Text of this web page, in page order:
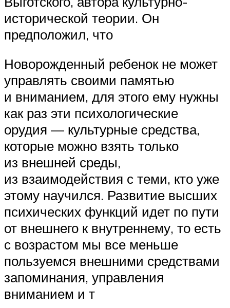
исторической теории. Он
предположил, что
Новорожденный ребенок не может
управлять своими памятью
и вниманием, для этого ему нужны
как раз эти психологические
орудия — культурные средства,
которые можно взять только
из внешней среды,
из взаимодействия с теми, кто уже
этому научился. Развитие высших
психических функций идет по пути
от внешнего к внутреннему, то есть
с возрастом мы все меньше
пользуемся внешними средствами
запоминания, управления
вниманием и т